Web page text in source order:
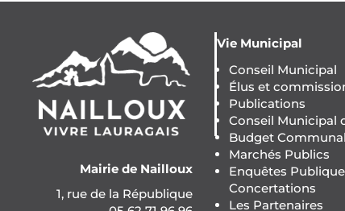
Mairie de Nailloux
1, rue de la République
Vie Municipal
Conseil Municipal
Élus et
Publications
Conseil Municipal
Budget
Marchés Publics
Enquêtes
Concertations
Les Partenaires